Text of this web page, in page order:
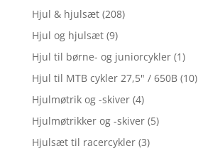
Hjul & hjulsæt (208)
Hjul og hjulsæt (9)
Hjul til børne- og juniorcykler (1)
Hjul til MTB cykler 27,5" / 650B (10)
Hjulmøtrik og -skiver (4)
Hjulmøtrikker og -skiver (5)
Hjulsæt til racercykler (3)